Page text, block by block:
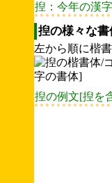
揑：今年の漢
揑の様々な
左から順に楷
揑の例文[揑を